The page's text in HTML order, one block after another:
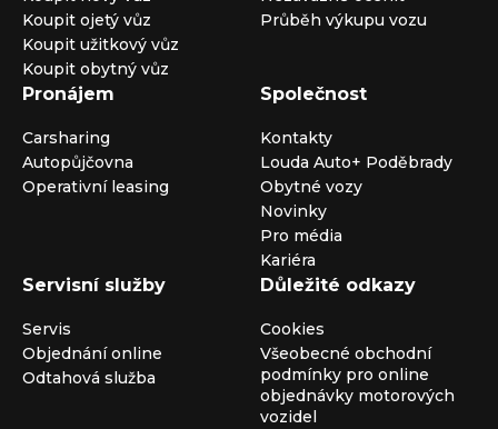
Koupit ojetý vůz
Koupit užitkový vůz
Koupit obytný vůz
Průběh výkupu vozu
Pronájem
Carsharing
Autopůjčovna
Operativní leasing
Společnost
Kontakty
Louda Auto+ Poděbrady
Obytné vozy
Novinky
Pro média
Kariéra
Servisní služby
Servis
Objednání online
Odtahová služba
Důležité odkazy
Cookies
Všeobecné obchodní
podmínky pro online
objednávky motorových
vozidel